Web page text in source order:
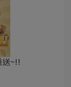
送~!!